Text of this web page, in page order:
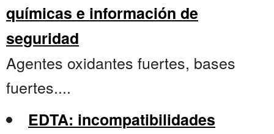
químicas e información de
seguridad
Agentes oxidantes fuertes, bases
fuertes....
EDTA: incompatibilidades